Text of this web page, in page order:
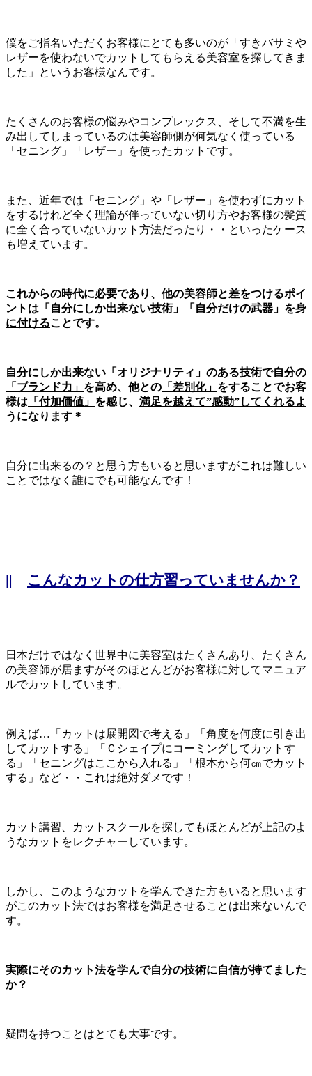
僕をご指名いただくお客様にとても多いのが「すきバサミや
レザーを使わないでカットしてもらえる美容室を探してきま
した」というお客様なんです。
たくさんのお客様の悩みやコンプレックス、そして不満を生
み出してしまっているのは美容師側が何気なく使っている
「セニング」「レザー」を使ったカットです。
また、近年では「セニング」や「レザー」を使わずにカット
をするけれど全く理論が伴っていない切り方やお客様の髪質
に全く合っていないカット方法だったり・・といったケース
も増えています。
これからの時代に必要であり、他の美容師と差をつけるポイ
ントは 「自分にしか出来ない技術」「自分だけの武器」を身
に付けることです。
自分にしか出来ない 「オリジナリティ」 のある技術で自分の
「ブランド力」 を高め、他との 「差別化」 をすることでお客
様は 「付加価値」 を感じ、 満足を越えて”感動”してくれるよ
うになります＊
自分に出来るの？と思う方もいると思いますがこれは難しい
ことではなく誰にでも可能なんです！
|| こんなカットの仕方習っていませんか？
日本だけではなく世界中に美容室はたくさんあり、たくさん
の美容師が居ますがそのほとんどがお客様に対してマニュア
ルでカットしています。
例えば…「カットは展開図で考える」「角度を何度に引き出
してカットする」「Ｃシェイプにコーミングしてカットす
る」「セニングはここから入れる」「根本から何㎝でカット
する」など・・これは絶対ダメです！
カット講習、カットスクールを探してもほとんどが上記のよ
うなカットをレクチャーしています。
しかし、このようなカットを学んできた方もいると思います
がこのカット法ではお客様を満足させることは出来ないんで
す。
実際にそのカット法を学んで自分の技術に自信が持てました
か？
疑問を持つことはとても大事です。